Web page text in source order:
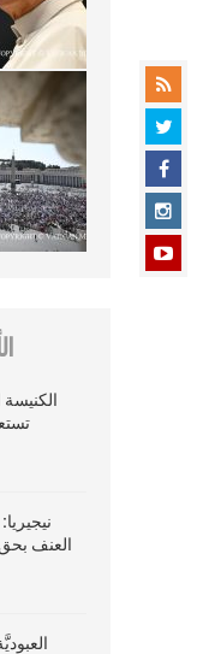
الكنيسة
العنف